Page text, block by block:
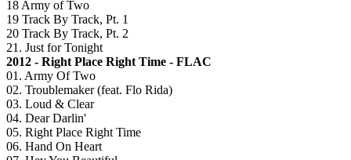
18 Army of Two
19 Track By Track, Pt. 1
20 Track By Track, Pt. 2
21. Just for Tonight
2012 - Right Place Right Time - FLAC
01. Army Of Two
02. Troublemaker (feat. Flo Rida)
03. Loud & Clear
04. Dear Darlin'
05. Right Place Right Time
06. Hand On Heart